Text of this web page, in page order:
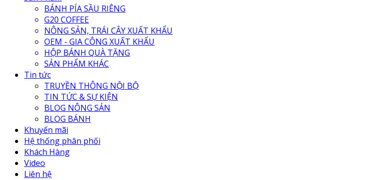
BÁNH PÍA SẦU RIÊNG
G20 COFFEE
NÔNG SẢN, TRÁI CÂY XUẤT KHẨU
OEM - GIA CÔNG XUẤT KHẨU
HỘP BÁNH QUÀ TẶNG
SẢN PHẨM KHÁC
Tin tức
TRUYỀN THÔNG NỘI BỘ
TIN TỨC & SỰ KIỆN
BLOG NÔNG SẢN
BLOG BÁNH
Khuyến mãi
Hệ thống phân phối
Khách Hàng
Video
Liên hệ